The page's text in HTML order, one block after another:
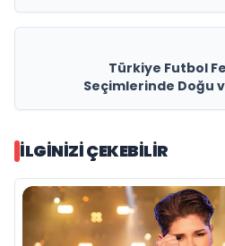
Türkiye Futbol
Seçimlerinde Doğu
İLGINIZI ÇEKEBILIR